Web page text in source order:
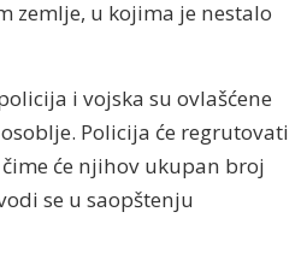
zemlje, u kojima je nestalo
i vojska su ovlašćene
Policija će regrutovati
će njihov ukupan broj
se u saopštenju